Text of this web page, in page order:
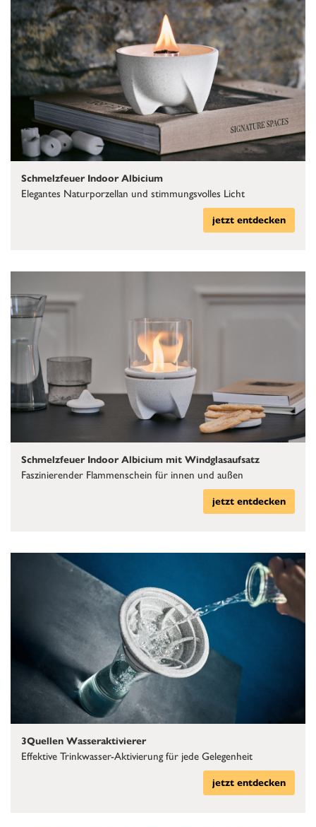
Schmelzfeuer Indoor Albicium
Elegantes Naturporzellan und stimmungsvolles Licht
jetzt entdecken
Schmelzfeuer Indoor Albicium mit Windglasaufsatz
Faszinierender Flammenschein für innen und außen
jetzt entdecken
3Quellen Wasseraktivierer
Effektive Trinkwasser-Aktivierung für jede Gelegenheit
jetzt entdecken